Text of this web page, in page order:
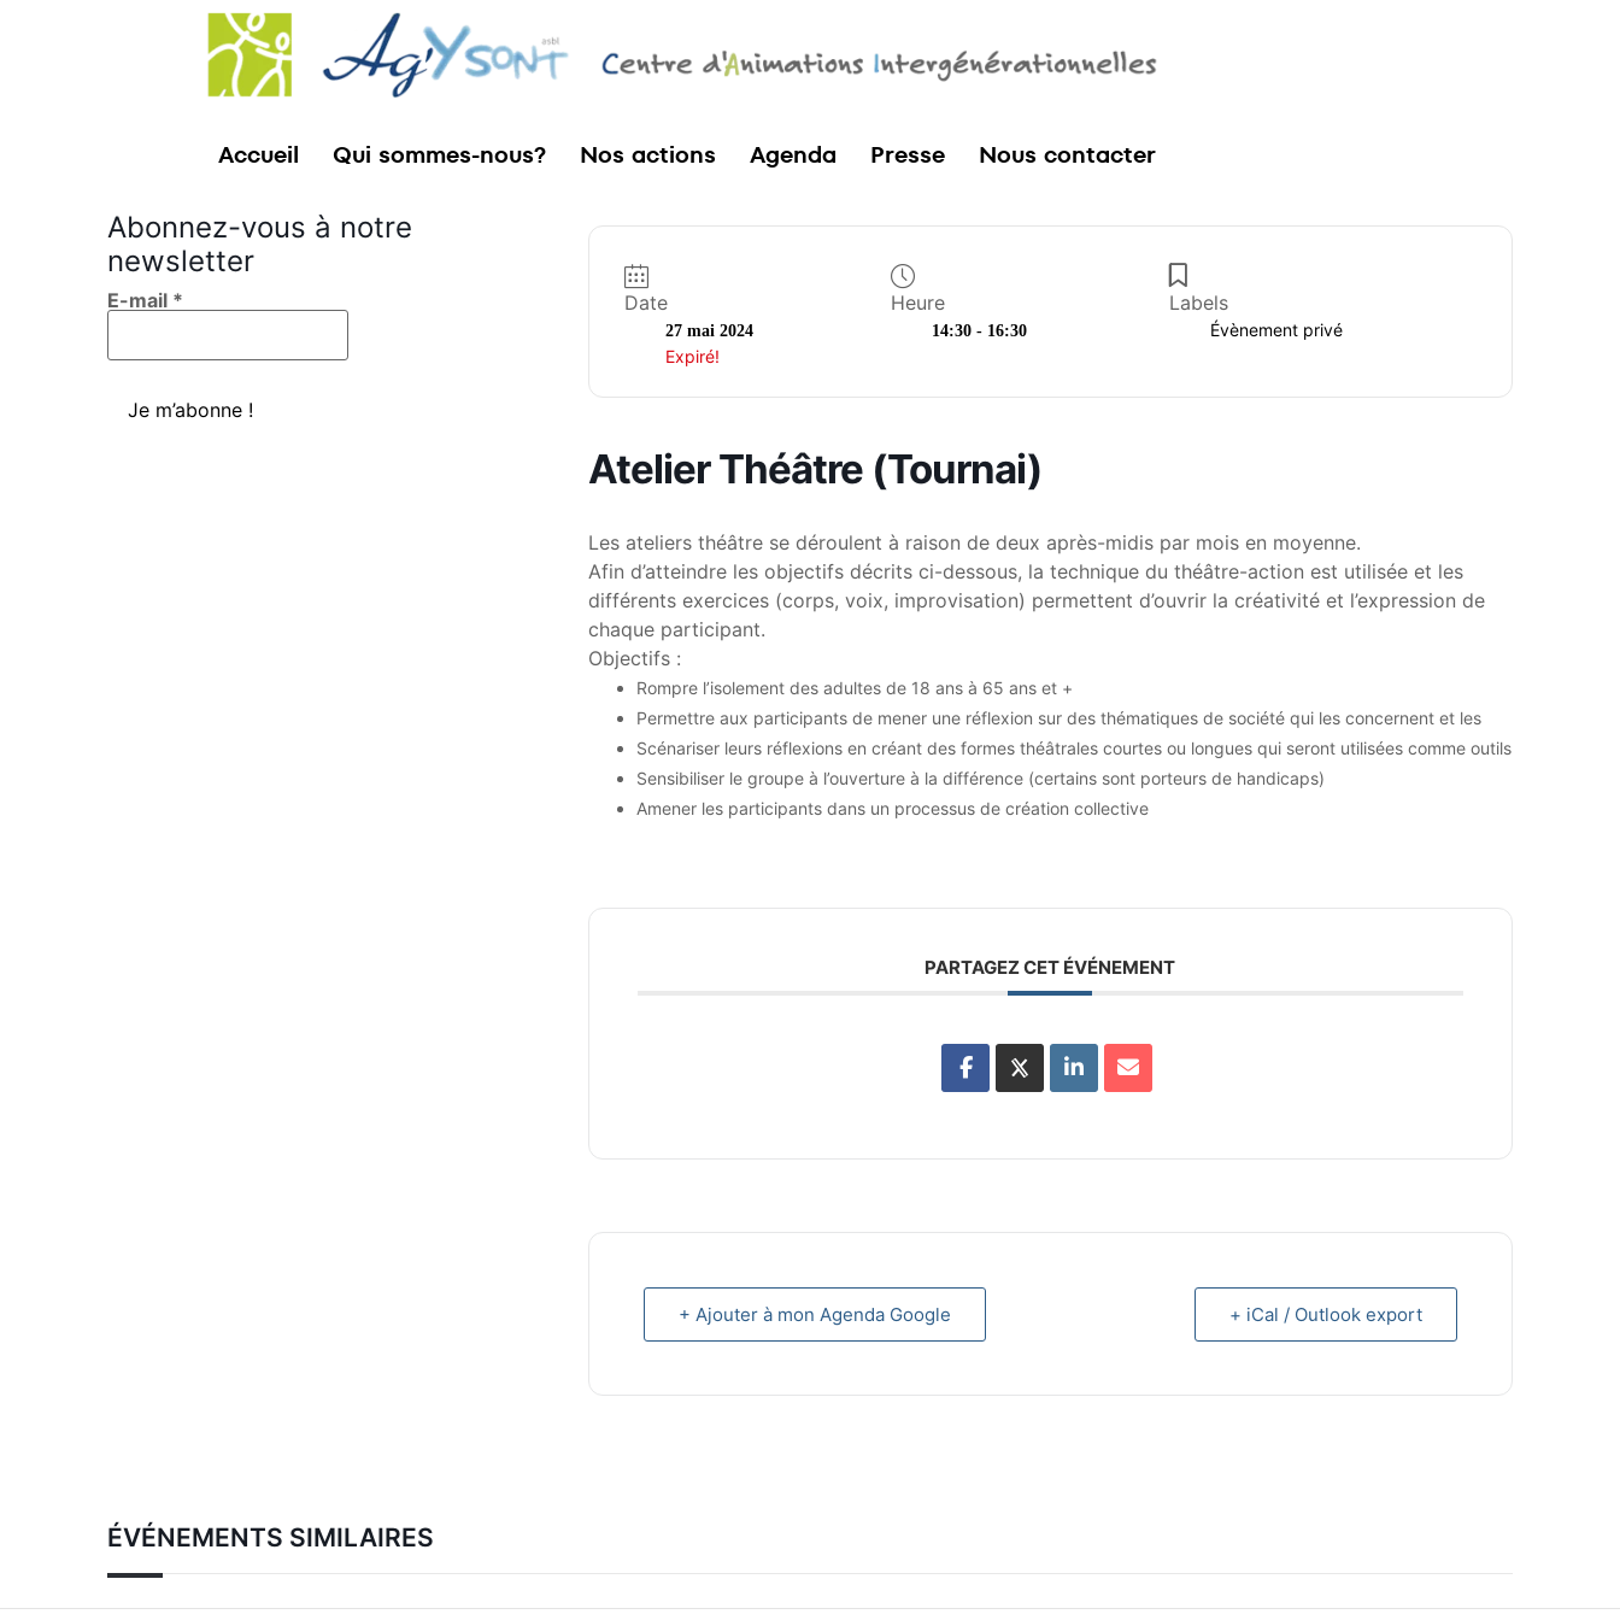
Accueil Qui sommes-nous? Nos actions Agenda Presse Nous contacter
Abonnez-vous à notre
newsletter
E-mail * Date
27 mai 2024
Expiré!
Heure
14:30 - 16:30
Labels
Évènement privé
Atelier Théâtre (Tournai)
Les ateliers théâtre se déroulent à raison de deux après-midis par mois en moyenne.
Afin d’atteindre les objectifs décrits ci-dessous, la technique du théâtre-action est utilisée et les
différents exercices (corps, voix, improvisation) permettent d’ouvrir la créativité et l’expression de
chaque participant.
Objectifs :
Rompre l’isolement des adultes de 18 ans à 65 ans et +
Permettre aux participants de mener une réflexion sur des thématiques de société qui les concernent et les
Scénariser leurs réflexions en créant des formes théâtrales courtes ou longues qui seront utilisées comme outils
Sensibiliser le groupe à l’ouverture à la différence (certains sont porteurs de handicaps)
Amener les participants dans un processus de création collective
PARTAGEZ CET ÉVÉNEMENT
+ Ajouter à mon Agenda Google + iCal / Outlook export
ÉVÉNEMENTS SIMILAIRES